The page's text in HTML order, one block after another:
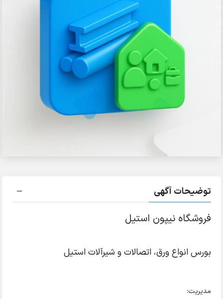
توضیحات آگهی
فروشگاه نیپون استیل
بورس انواع ورق، اتصالات و شیرآلات استیل
مدیریت: